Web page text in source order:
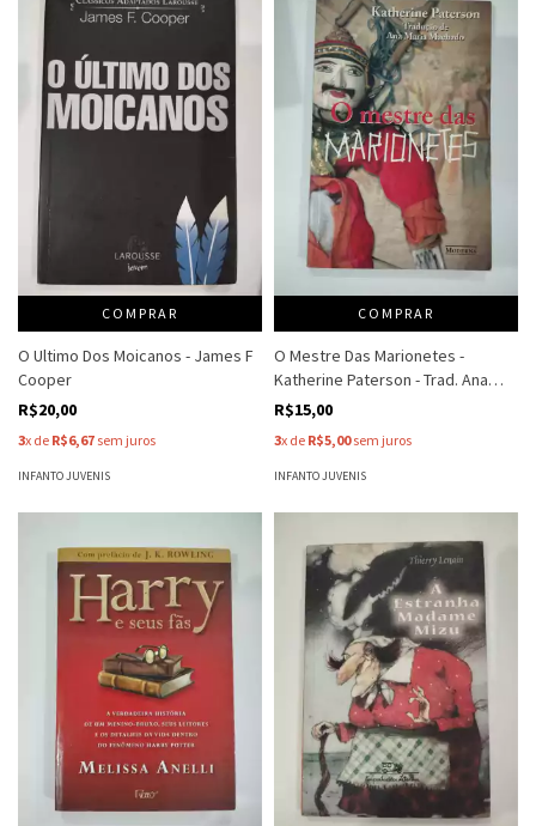
COMPRAR
O Ultimo Dos Moicanos - James F
Cooper
R$20,00
3x de R$6,67 sem juros
INFANTO JUVENIS
COMPRAR
O Mestre Das Marionetes -
Katherine Paterson - Trad. Ana
Maria M
R$15,00
3x de R$5,00sem juros
INFANTO JUVENIS